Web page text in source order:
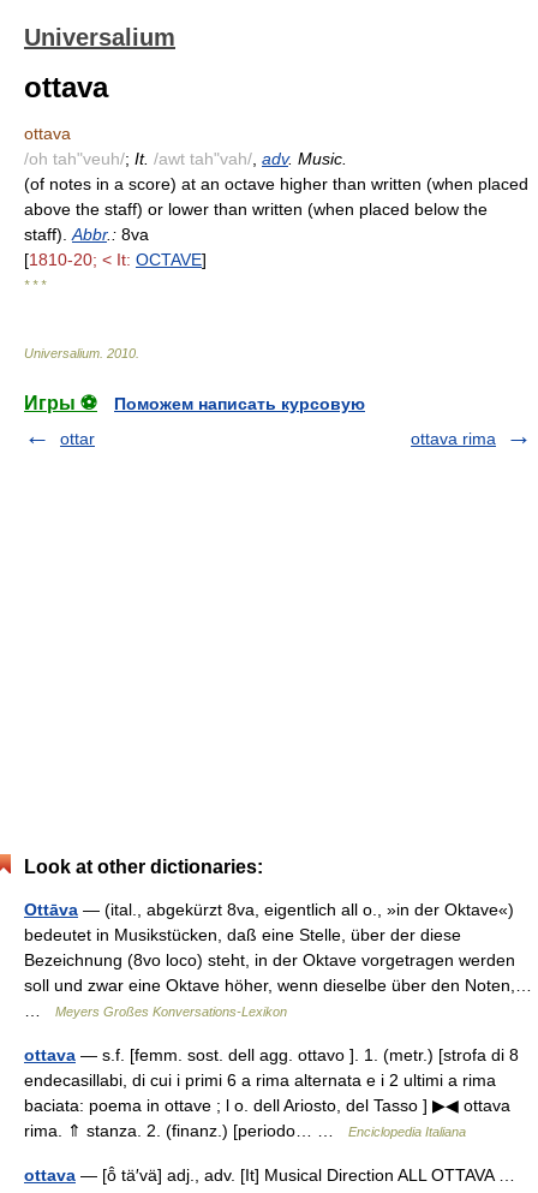
Universalium
ottava
ottava
/oh tah"veuh/; It. /awt tah"vah/ adv. Music.
(of notes in a score) at an octave higher than written (when placed
above the staff) or lower than written (when placed below the
staff). Abbr.: 8va
[1810-20; < It: OCTAVE]
* * *
Universalium 2010
Игры ⚽
Поможем написать курсовую
ottar
ottava rima
Look at other dictionaries:
Ottāva — (ital., abgekürzt 8va, eigentlich all o., »in der Oktave«)
bedeutet in Musikstücken, daß eine Stelle, über der diese
Bezeichnung (8vo loco) steht, in der Oktave vorgetragen werden
soll und zwar eine Oktave höher, wenn dieselbe über den Noten,…
Meyers Großes Konversations-Lexikon
ottava — s.f. [femm. sost. dell agg. ottavo ]. 1. (metr.) [strofa di 8
endecasillabi, di cui i primi 6 a rima alternata e i 2 ultimi a rima
baciata: poema in ottave ; l o. dell Ariosto, del Tasso ] ▶◀ ottava
rima. ⇑ stanza. 2. (finanz.) [periodo… …
Enciclopedia Italiana
ottava — [ō̂ tä′vä] adj., adv. [It] Musical Direction ALL OTTAVA …